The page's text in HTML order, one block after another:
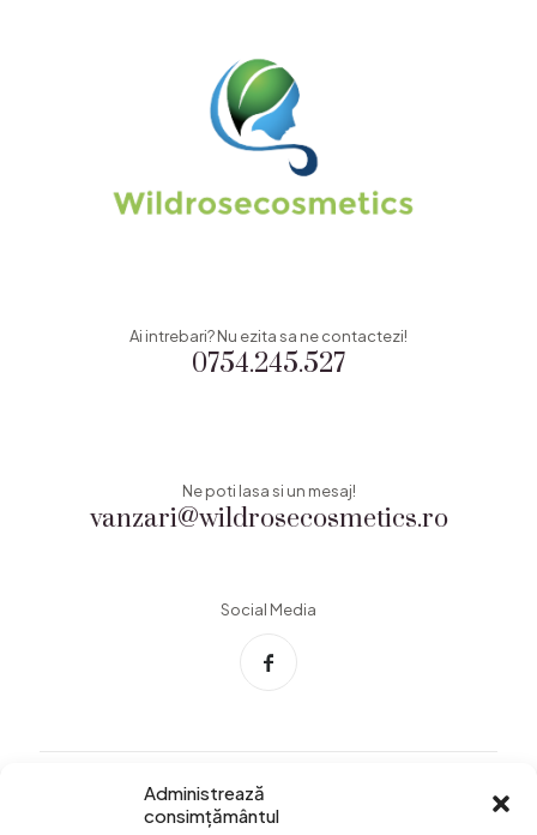
Administrează
consimțământul
0754.245.527
Ai intrebari? Nu ezita sa ne contactezi!
vanzari@wildrosecosmetics.ro
Ne poti lasa si un mesaj!
Social Media